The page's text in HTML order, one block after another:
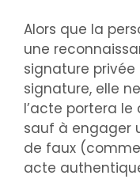
Alors que la
une
signature
signature, elle
l’acte portera le
sauf à engager
de faux
acte